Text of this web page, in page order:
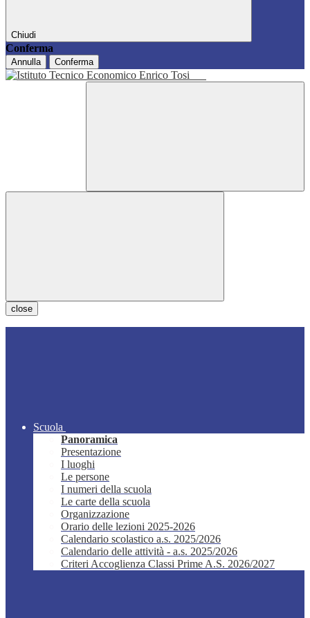
Chiudi
Conferma
Annulla Conferma
close
Scuola
Panoramica
Presentazione
I luoghi
Le persone
I numeri della scuola
Le carte della scuola
Organizzazione
Orario delle lezioni 2025-2026
Calendario scolastico a.s. 2025/2026
Calendario delle attività - a.s. 2025/2026
Criteri Accoglienza Classi Prime A.S. 2026/2027